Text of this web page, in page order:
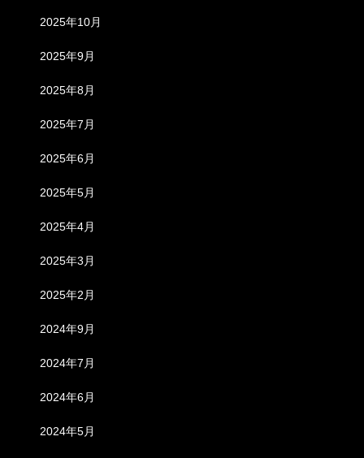
2025年10月
2025年9月
2025年8月
2025年7月
2025年6月
2025年5月
2025年4月
2025年3月
2025年2月
2024年9月
2024年7月
2024年6月
2024年5月